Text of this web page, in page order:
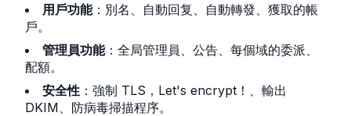
用戶功能：別名、自動回复、自動轉發、獲取的帳
戶。
管理員功能：全局管理員、公告、每個域的委派、
配額。
安全性 ：強制 TLS，Let's encrypt！、輸出
DKIM、防病毒掃描程序。